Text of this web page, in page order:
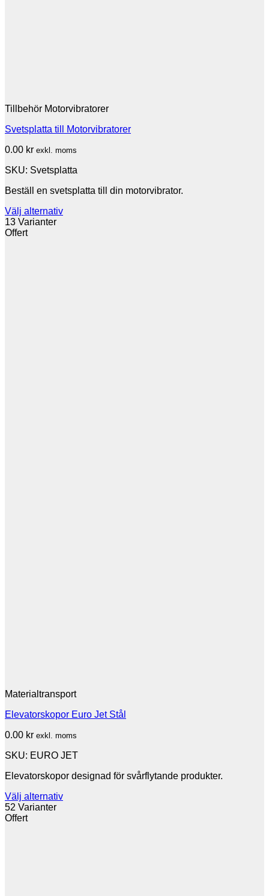
Tillbehör Motorvibratorer
Svetsplatta till Motorvibratorer
0.00 kr exkl. moms
SKU: Svetsplatta
Beställ en svetsplatta till din motorvibrator.
Välj alternativ
13 Varianter
Offert
Materialtransport
Elevatorskopor Euro Jet Stål
0.00 kr exkl. moms
SKU: EURO JET
Elevatorskopor designad för svårflytande produkter.
Välj alternativ
Den
här
52 Varianter
Offert